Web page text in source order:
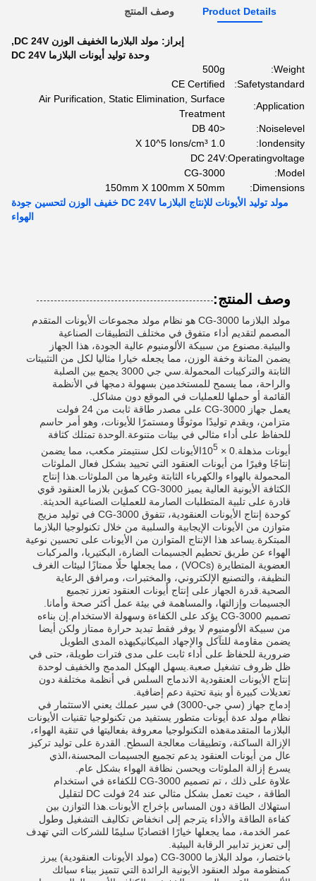
Product Details وصف المنتج
إبراز: مولد البلازما الخفيف الوزن DC 24V
,
وحدة توليد أيونات البلازما DC 24V
Weight:
500g
Safetystandard:
CE Certified
Application:
Air Purification, Static Elimination, Surface
Treatment
Noiselevel:
<40 DB
Iondensity:
1.0 X 10^5 Ions/cm³
Operatingvoltage:
DC 24V
Model:
CG-3000
Dimensions:
150mm X 100mm X 50mm
مولد توليد الأيونات للإنتاج البلازما DC 24V خفيف الوزن لتحسين جودة
الهواء
وصف المنتج:
مولد البلازما CG-3000 هو نظام مولد مجموعات الأيونات المتقدم
المصمم لتقديم أداء متفوق في مختلف التطبيقات الصناعية
والبيئية.مصنوع من سبيكة الألومنيوم عالية الجودة، هذا الجهاز
يضمن المتانة وخفة الوزن، مما يجعله خيارا مثاليا لكل من التثبيتات
الثابتة والتركيبات المحمولة.سي جي 3000 يجمع بين الصلبة
والراحة، مما يسمح للمستخدمين بسهولة دمجها في الأنظمة
القائمة أو حملها للعمليات في الموقع دون مشاكل.
يعمل جهاز CG-3000 على مصدر طاقة ثابت من 24 فولت
متزامن، ويقدم توليدًا موثوقًا ومستمرًا للأيونات، وهو أمر حاسم
للحفاظ على أداء مثالي في بيئات متنوعة.الوحدة تمتلك كثافة
أيونات مذهلة.0 × 10
5
الأيونات لكل سنتيمتر مكعب، مما يضمن
إنتاجًا وفيرًا من أيونات العنقود التي تحييد بشكل فعال الملوثات
المحمولة بالهواء والكهرباء الثابتة وغيرها من الملوثات.هذا إنتاج
الكثافة الأيونية العالية يميز CG-3000 كمؤين بلازما العنقود قوي
قادرة على تلبية المتطلبات الصارمة للعمليات الصناعية الحديثة.
كوحدة إنتاج الأيونات العنقودية، تتفوق CG-3000 في توليد مزيج
متوازن من الأيونات الإيجابية والسلبية من خلال تكنولوجيا البلازما
المبتكرة.يساعد هذا الإنتاج المتوازن من الأيونات على تحسين نوعية
الهواء عن طريق تحطيم الجسيمات الضارة، البكتيريا، والمركبات
العضوية المتطايرة (VOCs) ، مما يجعلها حلًا ممتازًا لبيئات الغرف
النظيفة، والتصنيع الإلكتروني، والمختبرات، ومرافق الرعاية
الصحية.قدرة الجهاز على إنتاج أيونات العنقود تعزز تجميع
الجسيمات وإزالتها، والمساهمة في بيئة عمل أكثر صحة وأمانا.
تصميم CG-3000 يؤكد على الكفاءة وسهولة الاستخدام.إن بناءه
من سبيكة الألومنيوم لا يوفر فقط تبديد حرارة ممتاز ولكن أيضا
يضمن مقاومة للتآكل والإجهاد الميكانيكيهذه المدى الطويل
ضرورية للحفاظ على أداء ثابت على مدى فترات طويلة، حتى في
ظل ظروف تشغيل صعبة.يسهل الهيكل المدمج والخفيف لوحدة
إنتاج الأيونات العنقودية الاندماج السلس في أنظمة مختلفة دون
تعديلات كبيرة أو بنية تحتية دعم إضافية.
إدماج جهاز (سي جي-3000) في سير عملك يعني الاستثمار في
نظام مولد عدة أيونات متطور يستفيد من تكنولوجيا تقنيات الأيونات
البلازما المتقدمةهذه التكنولوجيا معروفة بفعاليتها في تنقية الهواء،
الإزالة الساكنة، وتطبيقات معالجة السطح. القدرة على توليد تركيز
عال من أيونات العنقود يدعم تجميع الجسيمات المحسنة،الذي
يسرع إزالة الملوثات ويحسن نظافة الهواء بشكل عام.
علاوة على ذلك ، تم تصميم CG-3000 للكفاءة في استخدام
الطاقة ، حيث تعمل بشكل مثالي عند 24 فولت DC لتقليل
استهلاك الطاقة دون المساس بإخراج الأيونات.هذا التوازن بين
كفاءة الطاقة والأداء يترجم إلى انخفاض تكاليف التشغيل وطول
عمر الخدمة، مما يجعلها خيارًا اقتصاديًا سليمًا للشركات التي تهدف
إلى تعزيز تدابير الرقابة البيئية.
باختصار، مولد البلازما CG-3000 (مولد الأيونات العنقودية) يبرز
كمنظومة مولد العنقود الأيونية الرائدة التي تتميز ببناء سبائك